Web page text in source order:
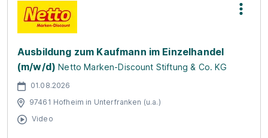
Ausbildung zum Kaufmann im Einzelhandel
(m/w/d) Netto Marken-Discount Stiftung & Co. KG
01.08.2026
97461 Hofheim in Unterfranken (u.a.)
Video